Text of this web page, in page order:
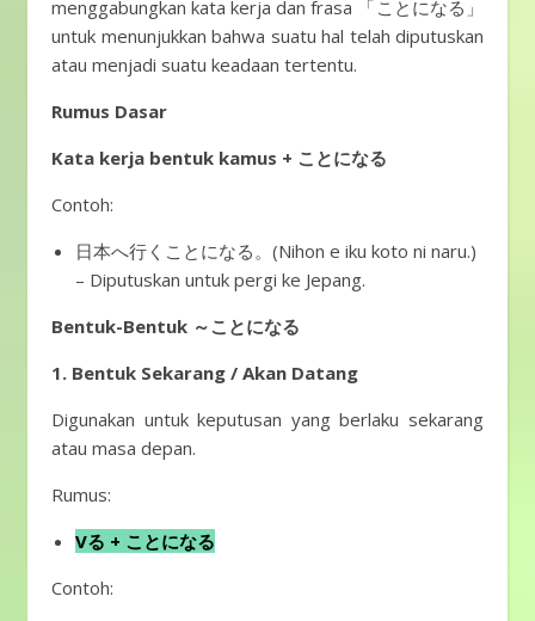
menggabungkan kata kerja dan frasa 「ことになる」
untuk menunjukkan bahwa suatu hal telah diputuskan
atau menjadi suatu keadaan tertentu.
Rumus Dasar
Kata kerja bentuk kamus + ことになる
Contoh:
日本へ行くことになる。(Nihon e iku koto ni naru.)
– Diputuskan untuk pergi ke Jepang.
Bentuk-Bentuk ～ことになる
1. Bentuk Sekarang / Akan Datang
Digunakan untuk keputusan yang berlaku sekarang
atau masa depan.
Rumus:
Vる + ことになる
Contoh: